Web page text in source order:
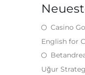
Casino
English for
Uğur